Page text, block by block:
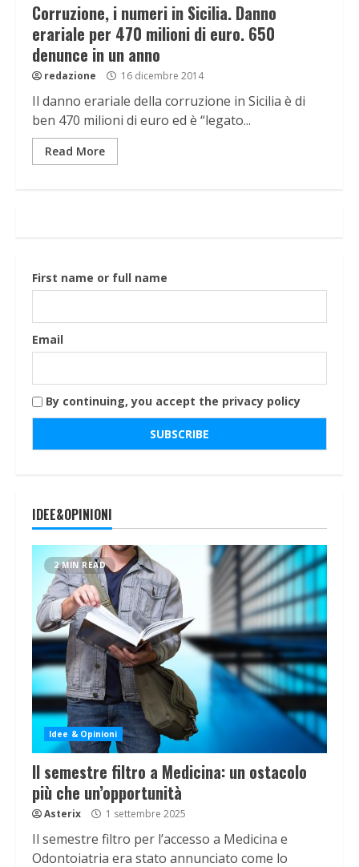
Corruzione, i numeri in Sicilia. Danno
erariale per 470 milioni di euro. 650
denunce in un anno
redazione 16 dicembre 2014
Il danno erariale della corruzione in Sicilia è di
ben 470 milioni di euro ed è “legato...
Read More
First name or full name
Email
By continuing, you accept the privacy policy
IDEE&OPINIONI
2 MIN READ
Idee & Opinioni
Il semestre filtro a Medicina: un ostacolo
più che un’opportunità
Asterix 1 settembre 2025
Il semestre filtro per l’accesso a Medicina e
Odontoiatria era stato annunciato come lo